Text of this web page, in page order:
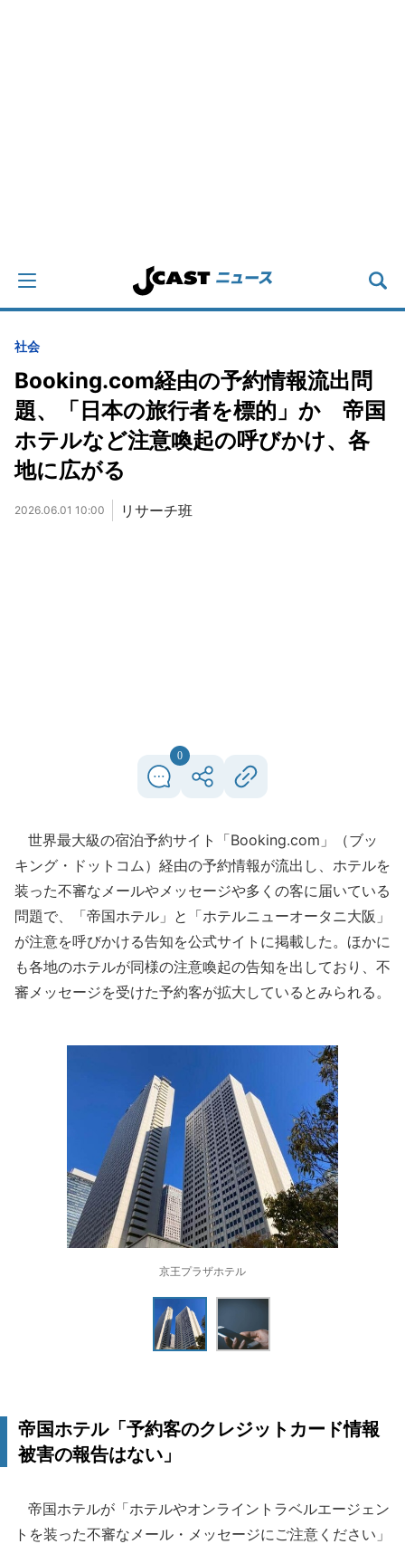
社会
Booking.com経由の予約情報流出問
題、「日本の旅行者を標的」か 帝国
ホテルなど注意喚起の呼びかけ、各
地に広がる
2026.06.01 10:00 リサーチ班
0
世界最大級の宿泊予約サイト「Booking.com」（ブッ
キング・ドットコム）経由の予約情報が流出し、ホテルを
装った不審なメールやメッセージや多くの客に届いている
問題で、「帝国ホテル」と「ホテルニューオータニ大阪」
が注意を呼びかける告知を公式サイトに掲載した。ほかに
も各地のホテルが同様の注意喚起の告知を出しており、不
審メッセージを受けた予約客が拡大しているとみられる。
京王プラザホテル
帝国ホテル「予約客のクレジットカード情報
被害の報告はない」
帝国ホテルが「ホテルやオンライントラベルエージェン
トを装った不審なメール・メッセージにご注意ください」